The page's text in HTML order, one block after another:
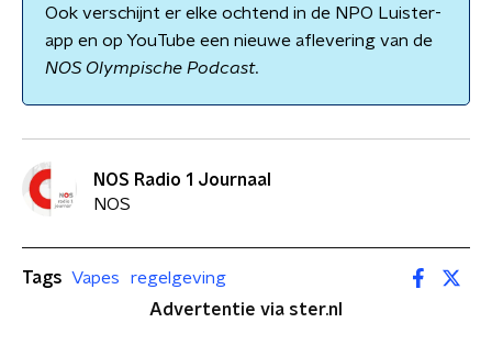
Ook verschijnt er elke ochtend in de NPO Luister-
app en op YouTube een nieuwe aflevering van de
NOS Olympische Podcast.
NOS Radio 1 Journaal
NOS
Tags Vapes
regelgeving
Advertentie via ster.nl